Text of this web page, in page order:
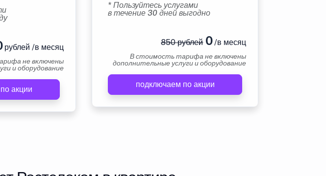
рублей /в месяц
не включены
и оборудование
акции
* Пользуйтесь услугами
в течение 30 дней выгодно
850 рублей0/в месяц
В стоимость тарифа не включены
дополнительные услуги и оборудование
подключаем по акции